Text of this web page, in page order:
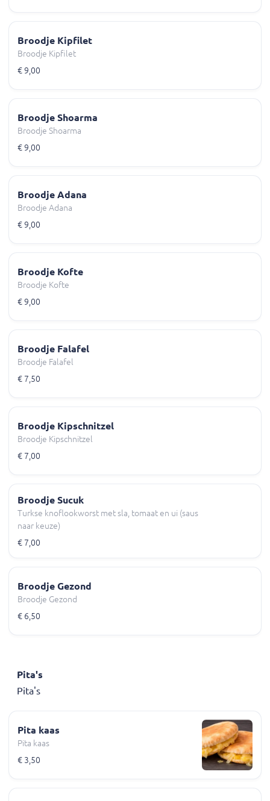
Broodje Kipfilet
Broodje Kipfilet
€ 9,00
Broodje Shoarma
Broodje Shoarma
€ 9,00
Broodje Adana
Broodje Adana
€ 9,00
Broodje Kofte
Broodje Kofte
€ 9,00
Broodje Falafel
Broodje Falafel
€ 7,50
Broodje Kipschnitzel
Broodje Kipschnitzel
€ 7,00
Broodje Sucuk
Turkse knoflookworst met sla, tomaat en ui (saus
naar keuze)
€ 7,00
Broodje Gezond
Broodje Gezond
€ 6,50
Pita's
Pita's
Pita kaas
Pita kaas
€ 3,50